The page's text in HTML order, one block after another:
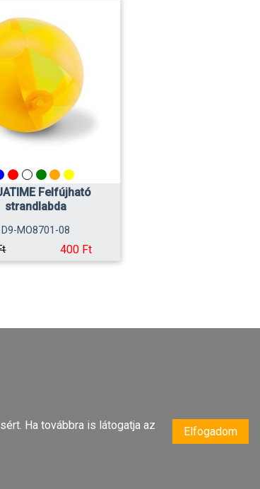
Felfújható
strandlabda
D9-MO8701-08
400 Ft
Ha továbbra is látogatja az
Elfogadom